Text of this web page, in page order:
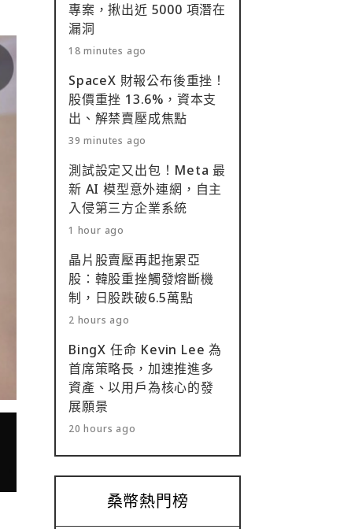
專案，揪出近 5000 項潛在
漏洞
18 minutes ago
SpaceX 財報公布後重挫！
股價重挫 13.6%，資本支
出、解禁賣壓成焦點
39 minutes ago
測試設定又出包！Meta 最
新 AI 模型意外連網，自主
入侵第三方企業系統
1 hour ago
晶片股賣壓再起拖累亞
股：韓股重挫觸發熔斷機
制，日股跌破6.5萬點
2 hours ago
BingX 任命 Kevin Lee 為
首席策略長，加速推進多
資產、以用戶為核心的發
展願景
20 hours ago
桑幣熱門榜